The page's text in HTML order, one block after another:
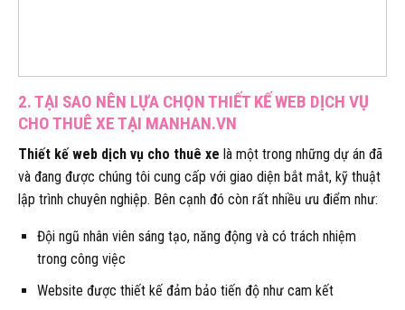
2. TẠI SAO NÊN LỰA CHỌN THIẾT KẾ WEB DỊCH VỤ
CHO THUÊ XE TẠI MANHAN.VN
Thiết kế web dịch vụ cho thuê xe là một trong những dự án đã
và đang được chúng tôi cung cấp với giao diện bắt mắt, kỹ thuật
lập trình chuyên nghiệp. Bên cạnh đó còn rất nhiều ưu điểm như:
Đội ngũ nhân viên sáng tạo, năng động và có trách nhiệm
trong công việc
Website được thiết kế đảm bảo tiến độ như cam kết